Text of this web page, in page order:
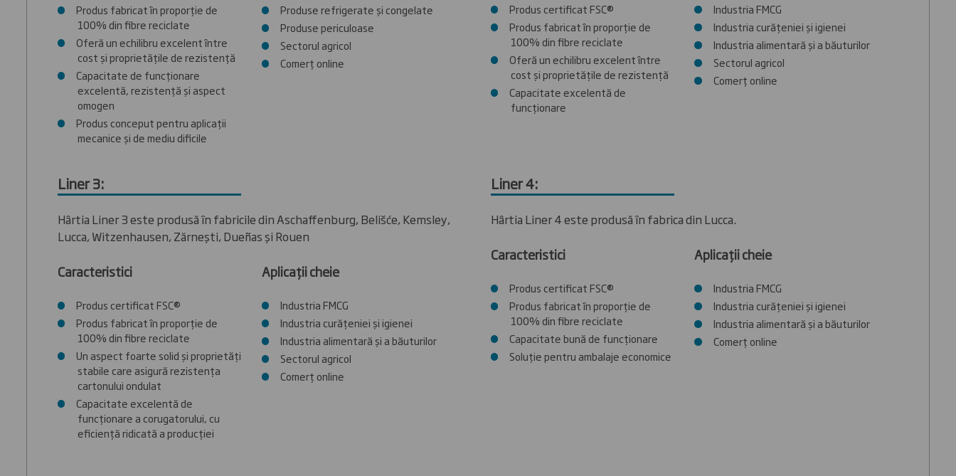
Produs fabricat în proporție de
100% din fibre reciclate
Oferă un echilibru excelent între
cost și proprietățile de rezistență
Capacitate de funcționare
excelentă, rezistență și aspect
omogen
Produs conceput pentru aplicații
mecanice și de mediu dificile
Produse refrigerate și congelate
Produse periculoase
Sectorul agricol
Comerț online
Produs certificat FSC®
Produs fabricat în proporție de
100% din fibre reciclate
Oferă un echilibru excelent între
cost și proprietățile de rezistență
Capacitate excelentă de
funcționare
Industria FMCG
Industria curățeniei și igienei
Industria alimentară și a băuturilor
Sectorul agricol
Comerț online
Liner 3:
Hârtia Liner 3 este produsă în fabricile din Aschaffenburg, Belišće, Kemsley,
Lucca, Witzenhausen, Zărnești, Dueñas și Rouen
Caracteristici
Produs certificat FSC®
Produs fabricat în proporție de
100% din fibre reciclate
Un aspect foarte solid și proprietăți
stabile care asigură rezistența
cartonului ondulat
Capacitate excelentă de
funcționare a corugatorului, cu
eficiență ridicată a producției
Aplicații cheie
Industria FMCG
Industria curățeniei și igienei
Industria alimentară și a băuturilor
Sectorul agricol
Comerț online
Liner 4:
Hârtia Liner 4 este produsă în fabrica din Lucca.
Caracteristici
Produs certificat FSC®
Produs fabricat în proporție de
100% din fibre reciclate
Capacitate bună de funcționare
Soluție pentru ambalaje economice
Aplicații cheie
Industria FMCG
Industria curățeniei și igienei
Industria alimentară și a băuturilor
Comerț online